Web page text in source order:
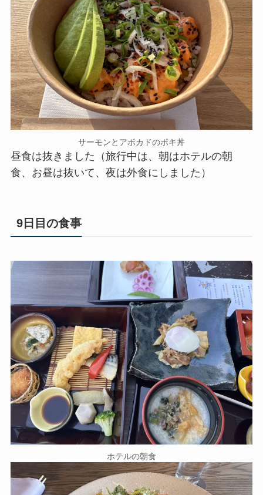
サーモンとアボカドのポキ丼
昼食は抜きました（旅行中は、朝はホテルの朝
食、お昼は抜いて、夜は外食にしました）
9日目の食事
ホテルの朝食